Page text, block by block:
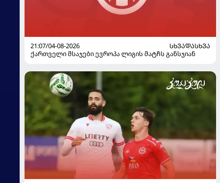
21:07/04-08-2026
ᲡᲮᲕᲐᲓᲐᲡᲮᲕᲐ
ქართველი მსაჯები ევროპა ლიგის მატჩს განსჯიან